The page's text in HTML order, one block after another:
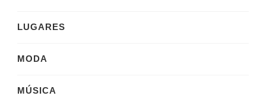
LUGARES
MODA
MÚSICA